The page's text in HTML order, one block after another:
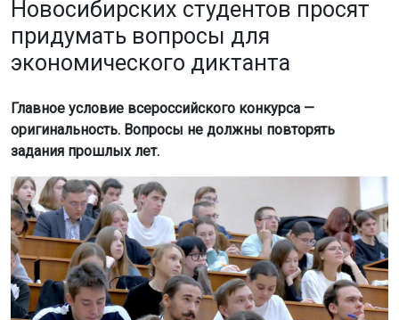
Новосибирских студентов просят
придумать вопросы для
экономического диктанта
Главное условие всероссийского конкурса —
оригинальность. Вопросы не должны повторять
задания прошлых лет.